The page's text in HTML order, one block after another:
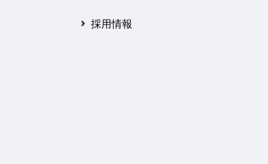
2024年10月
採用情報